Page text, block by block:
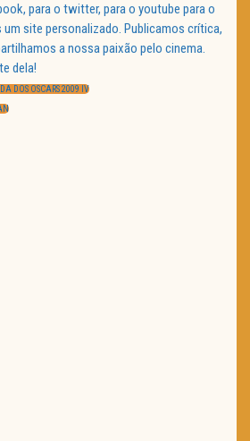
para o twitter, para o youtube para o
site personalizado. Publicamos crítica,
a nossa paixão pelo cinema.
dela!
DOS OSCARS 2009 IV